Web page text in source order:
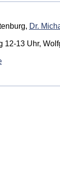
Dr.
12-13 Uhr,